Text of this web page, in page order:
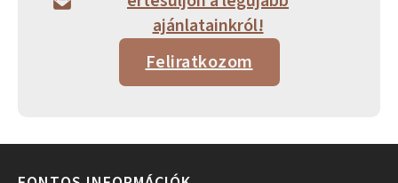
ajánlatainkról!
Feliratkozom